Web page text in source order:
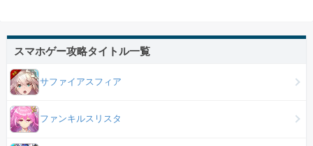
スマホゲー攻略タイトル一覧
サファイアスフィア
ファンキルスリスタ